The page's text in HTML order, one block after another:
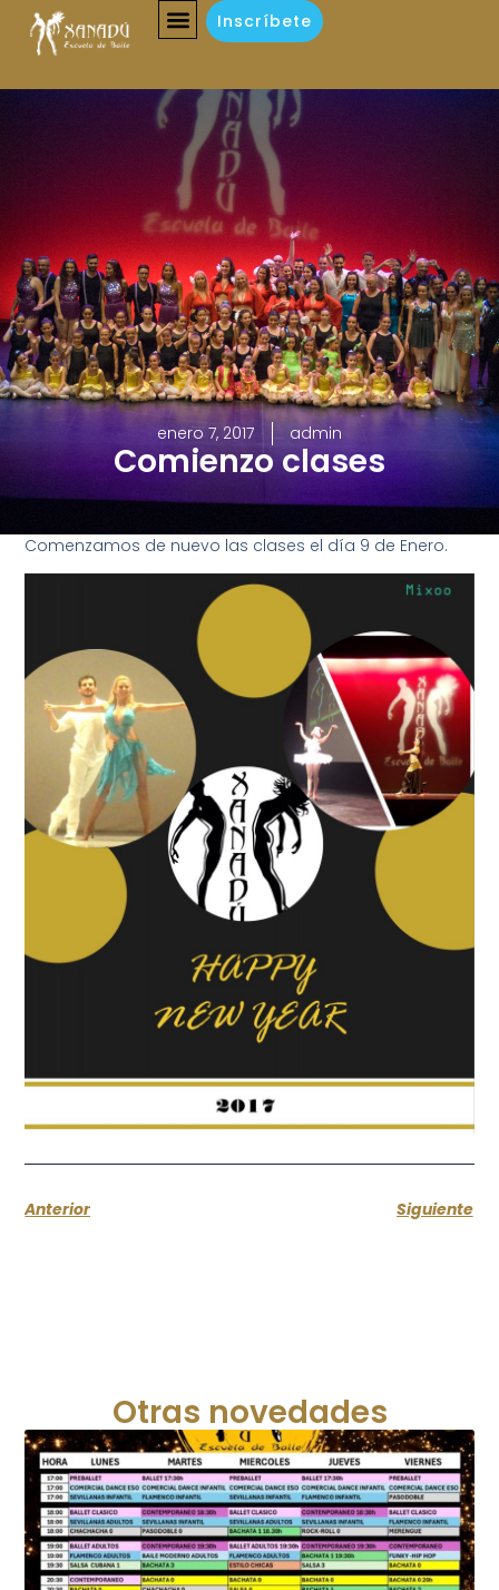
Inscríbete
Comienzo clases
enero 7, 2017 admin
Comenzamos de nuevo las clases el día 9 de Enero.
Anterior Siguiente
Otras novedades